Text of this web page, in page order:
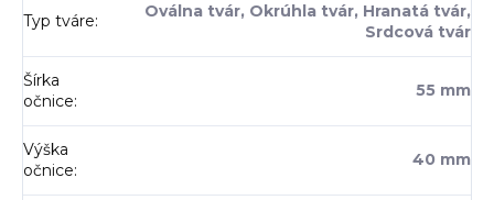
Typ tváre:
Oválna tvár, Okrúhla tvár, Hranatá tvár,
Srdcová tvár
Šírka
očnice:
55 mm
Výška
očnice:
40 mm